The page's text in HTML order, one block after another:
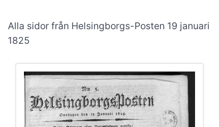
Alla sidor från Helsingborgs-Posten 19 januari
1825